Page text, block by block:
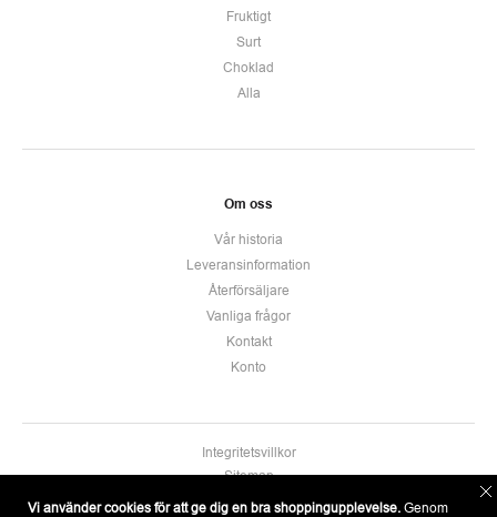
Fruktigt
Surt
Choklad
Alla
Om oss
Vår historia
Leveransinformation
Återförsäljare
Vanliga frågor
Kontakt
Konto
Integritetsvillkor
Sitemap
Allmänna villkor
Vi använder cookies för att ge dig en bra shoppingupplevelse.Genom